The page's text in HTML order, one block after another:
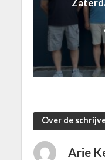
Over de
Arie